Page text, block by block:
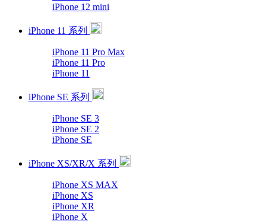
iPhone 12 mini
iPhone 11 系列
iPhone 11 Pro Max
iPhone 11 Pro
iPhone 11
iPhone SE 系列
iPhone SE 3
iPhone SE 2
iPhone SE
iPhone XS/XR/X 系列
iPhone XS MAX
iPhone XS
iPhone XR
iPhone X